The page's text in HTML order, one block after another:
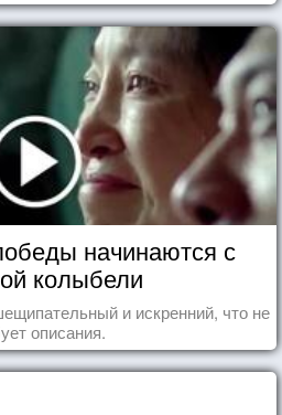
начинаются с
колыбели
и искренний, что не
описания.